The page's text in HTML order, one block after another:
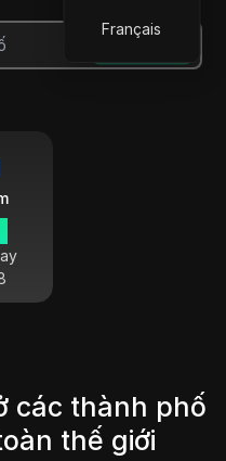
Français
các thành phố
thế giới